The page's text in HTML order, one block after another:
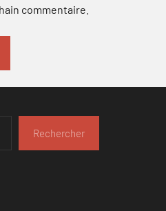
commentaire.
Rechercher